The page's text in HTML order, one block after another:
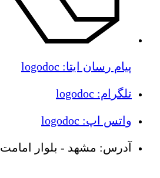
پیام رسان ایتا: logodoc
تلگرام: logodoc
واتس اپ: logodoc
آدرس: مشهد - بلوار امامت